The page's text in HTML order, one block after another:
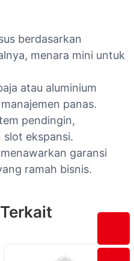
berdasarkan
menara mini untuk
atau aluminium
panas.
pendingin,
slot ekspansi.
garansi
ramah bisnis.